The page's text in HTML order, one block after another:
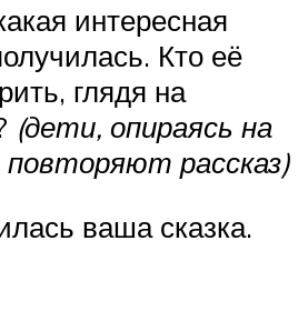
интересная
Кто её
глядя на
(дети, опираясь на
повторяют рассказ)
ваша сказка.